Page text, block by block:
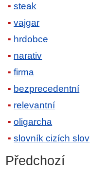
steak
vajgar
hrdobce
narativ
firma
bezprecedentní
relevantní
oligarcha
slovník cizích slov
Předchozí